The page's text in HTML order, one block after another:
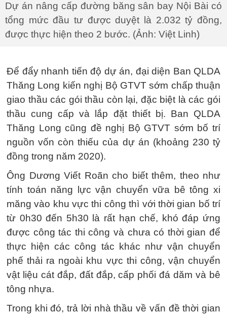
Dự án nâng cấp đường băng sân bay Nội Bài có
tổng mức đầu tư được duyệt là 2.032 tỷ đồng,
được thực hiện theo 2 bước. (Ảnh: Việt Linh)
Để đẩy nhanh tiến độ dự án, đại diện Ban QLDA
Thăng Long kiến nghị Bộ GTVT sớm chấp thuận
giao thầu các gói thầu còn lại, đặc biệt là các gói
thầu cung cấp và lắp đặt thiết bị. Ban QLDA
Thăng Long cũng đề nghị Bộ GTVT sớm bố trí
nguồn vốn còn thiếu của dự án (khoảng 230 tỷ
đồng trong năm 2020).
Ông Dương Viết Roãn cho biết thêm, theo như
tính toán năng lực vận chuyển vữa bê tông xi
măng vào khu vực thi công thì với thời gian bố trí
từ 0h30 đến 5h30 là rất hạn chế, khó đáp ứng
được công tác thi công và chưa có thời gian để
thực hiện các công tác khác như vận chuyển
phế thải ra ngoài khu vực thi công, vận chuyển
vật liệu cát đắp, đất đắp, cấp phối đá dăm và bê
tông nhựa.
Trong khi đó, trả lời nhà thầu về vấn đề thời gian